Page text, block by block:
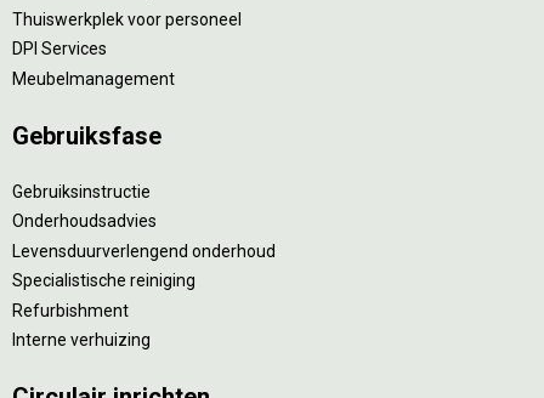
Thuiswerkplek voor personeel
DPI Services
Meubelmanagement
Gebruiksfase
Gebruiksinstructie
Onderhoudsadvies
Levensduurverlengend onderhoud
Specialistische reiniging
Refurbishment
Interne verhuizing